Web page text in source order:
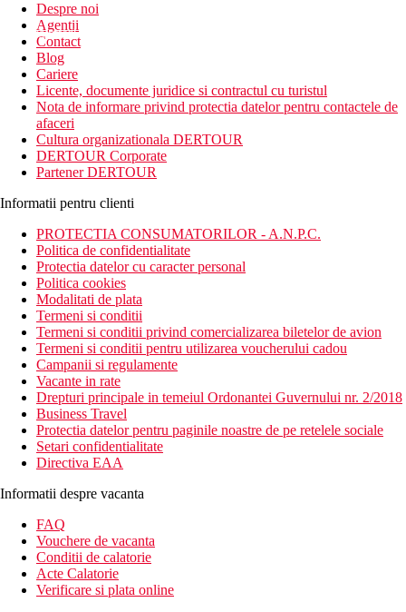
newsletter!
Despre noi
Agentii
Contact
Blog
Cariere
Licente, documente juridice si contractul cu turistul
Nota de informare privind protectia datelor pentru contactele de
afaceri
Cultura organizationala DERTOUR
DERTOUR Corporate
Partener DERTOUR
Informatii pentru clienti
PROTECTIA CONSUMATORILOR - A.N.P.C.
Politica de confidentialitate
Protectia datelor cu caracter personal
Politica cookies
Modalitati de plata
Termeni si conditii
Termeni si conditii privind comercializarea biletelor de avion
Termeni si conditii pentru utilizarea voucherului cadou
Campanii si regulamente
Vacante in rate
Drepturi principale in temeiul Ordonantei Guvernului nr. 2/2018
Business Travel
Protectia datelor pentru paginile noastre de pe retelele sociale
Setari confidentialitate
Directiva EAA
Informatii despre vacanta
FAQ
Vouchere de vacanta
Conditii de calatorie
Acte Calatorie
Verificare si plata online